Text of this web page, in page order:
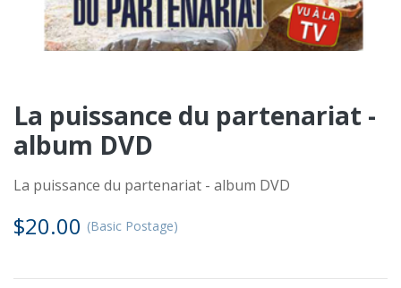
La puissance du partenariat -
album DVD
La puissance du partenariat - album DVD
$20.00 (Basic Postage)